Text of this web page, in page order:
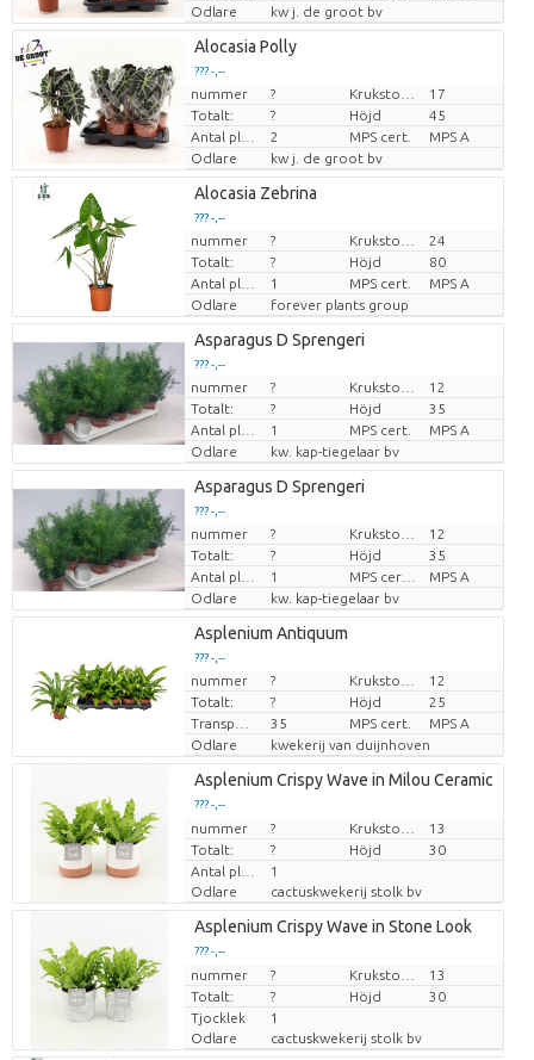
Odlare
kw j. de groot bv
Alocasia Polly
??? -,--
Pris per enhet
nummer ?
17
Totalt:
? Höjd
45
2 MPS cert.
MPS A
Odlare
kw j. de groot bv
Alocasia Zebrina
??? -,--
Pris per enhet
nummer ?
24
Totalt:
? Höjd
80
1 MPS cert.
MPS A
Odlare
forever plants group
Asparagus D Sprengeri
??? -,--
Pris per enhet
nummer ?
12
Totalt:
? Höjd
35
1 MPS cert.
MPS A
Odlare
kw. kap-tiegelaar bv
Asparagus D Sprengeri
??? -,--
Pris per enhet
nummer ?
12
Totalt:
? Höjd
35
1
MPS A
Odlare
kw. kap-tiegelaar bv
Asplenium Antiquum
??? -,--
Pris per enhet
nummer ?
12
Totalt:
? Höjd
25
35 MPS cert.
MPS A
Odlare
kwekerij van duijnhoven
Asplenium Crispy Wave in Milou Ceramic
??? -,--
Pris per enhet
nummer ?
13
Totalt:
? Höjd
30
1
Odlare
cactuskwekerij stolk bv
Asplenium Crispy Wave in Stone Look
??? -,--
Pris per enhet
nummer ?
13
Totalt:
? Höjd
30
Tjocklek
1
Odlare
cactuskwekerij stolk bv